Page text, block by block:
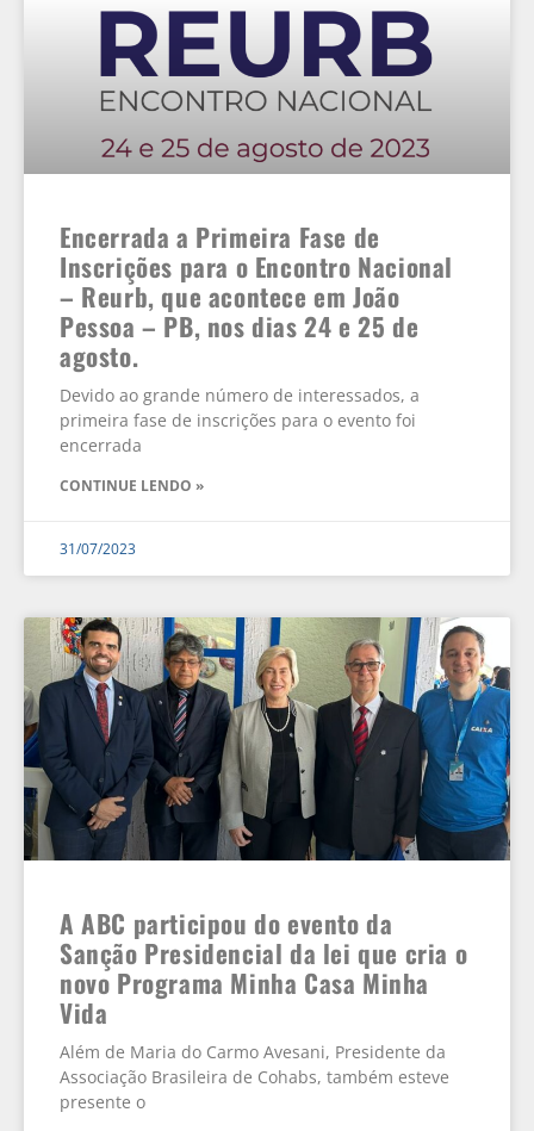
Encerrada a Primeira Fase de
Inscrições para o Encontro Nacional
– Reurb, que acontece em João
Pessoa – PB, nos dias 24 e 25 de
agosto.
Devido ao grande número de interessados, a
primeira fase de inscrições para o evento foi
encerrada
CONTINUE LENDO »
31/07/2023
A ABC participou do evento da
Sanção Presidencial da lei que cria o
novo Programa Minha Casa Minha
Vida
Além de Maria do Carmo Avesani, Presidente da
Associação Brasileira de Cohabs, também esteve
presente o